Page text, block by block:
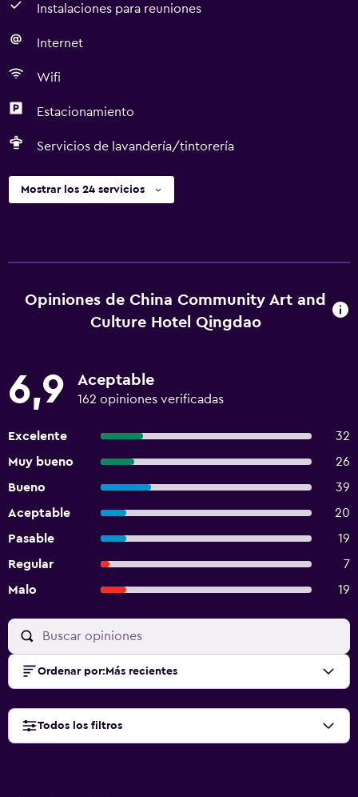
Instalaciones para reuniones
Internet
Wifi
Estacionamiento
Servicios de lavandería/tintorería
Mostrar los 24 servicios
Opiniones de China Community Art and
Culture Hotel Qingdao
6,9 Aceptable
162 opiniones verificadas
Excelente
32
Muy bueno
26
Bueno
39
Aceptable
20
Pasable
19
Regular
7
Malo
19
Ordenar por: Más recientes
Todos los filtros